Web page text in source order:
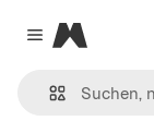
Close menu
Magnific